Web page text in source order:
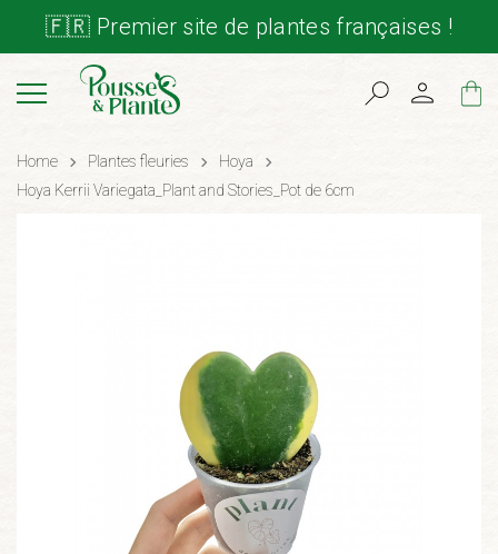
🇫🇷 Premier site de plantes françaises !
Cart
Home Plantes fleuries
Hoya
Hoya Kerrii Variegata_Plant and Stories_Pot de 6cm